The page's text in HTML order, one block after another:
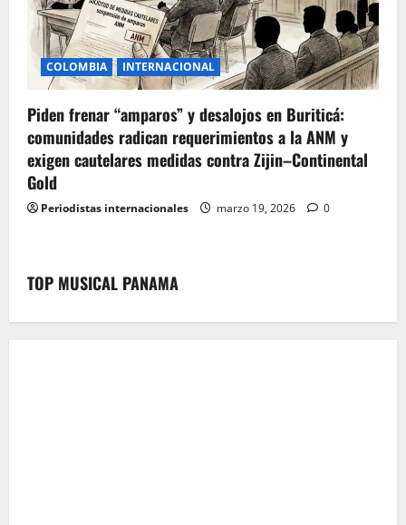
COLOMBIA INTERNACIONAL
Piden frenar “amparos” y desalojos en Buriticá:
comunidades radican requerimientos a la ANM y
exigen cautelares medidas contra Zijin–Continental
Gold
Periodistas internacionales marzo 19, 2026 0
TOP MUSICAL PANAMA